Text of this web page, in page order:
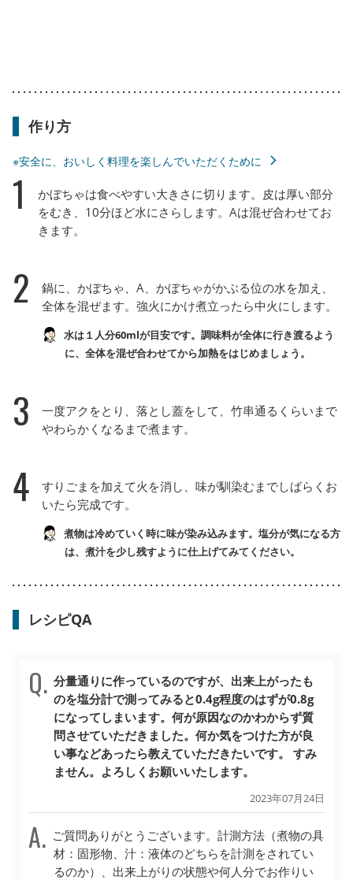
作り方
※安全に、おいしく料理を楽しんでいただくために
1
かぼちゃは食べやすい大きさに切ります。皮は厚い部分
をむき、10分ほど水にさらします。Aは混ぜ合わせてお
きます。
2
鍋に、かぼちゃ、A、かぼちゃがかぶる位の水を加え、
全体を混ぜます。強火にかけ煮立ったら中火にします。
水は１人分60mlが目安です。調味料が全体に行き渡るよう
に、全体を混ぜ合わせてから加熱をはじめましょう。
3
一度アクをとり、落とし蓋をして、竹串通るくらいまで
やわらかくなるまで煮ます。
4
すりごまを加えて火を消し、味が馴染むまでしばらくお
いたら完成です。
煮物は冷めていく時に味が染み込みます。塩分が気になる方
は、煮汁を少し残すように仕上げてみてください。
レシピQA
分量通りに作っているのですが、出来上がったも
のを塩分計で測ってみると0.4g程度のはずが0.8g
になってしまいます。何が原因なのかわからず質
問させていただきました。何か気をつけた方が良
い事などあったら教えていただきたいです。 すみ
ません。よろしくお願いいたします。
2023年07月24日
ご質問ありがとうございます。計測方法（煮物の具
材：固形物、汁：液体のどちらを計測をされてい
るのか）、出来上がりの状態や何人分でお作りい